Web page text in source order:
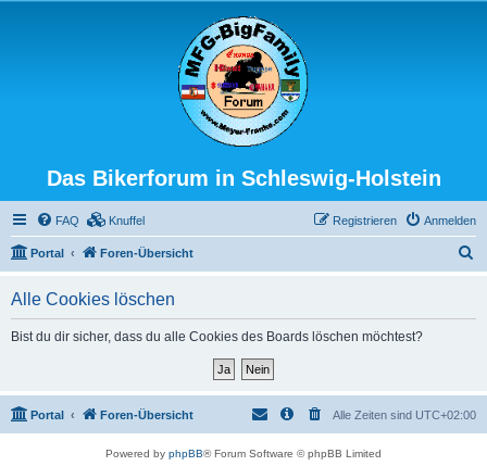
Das Bikerforum in Schleswig-Holstein
FAQ Knuffel Anmelden
Registrieren
Portal Foren-Übersicht
Alle Cookies löschen
Bist du dir sicher, dass du alle Cookies des Boards löschen möchtest?
Portal Foren-Übersicht Alle Zeiten sind UTC+02:00
Powered by phpBB® Forum Software © phpBB Limited